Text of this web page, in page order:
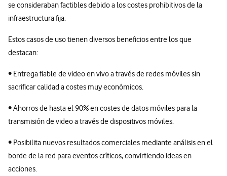
se consideraban factibles debido a los costes prohibitivos de la
infraestructura fija.
Estos casos de uso tienen diversos beneficios entre los que
destacan:
• Entrega fiable de video en vivo a través de redes móviles sin
sacrificar calidad a costes muy económicos.
• Ahorros de hasta el 90% en costes de datos móviles para la
transmisión de video a través de dispositivos móviles.
• Posibilita nuevos resultados comerciales mediante análisis en el
borde de la red para eventos críticos, convirtiendo ideas en
acciones.